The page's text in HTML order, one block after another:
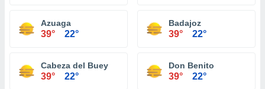
Azuaga
39° 22°
Badajoz
39° 22°
Cabeza del Buey
39° 22°
Don Benito
39° 22°